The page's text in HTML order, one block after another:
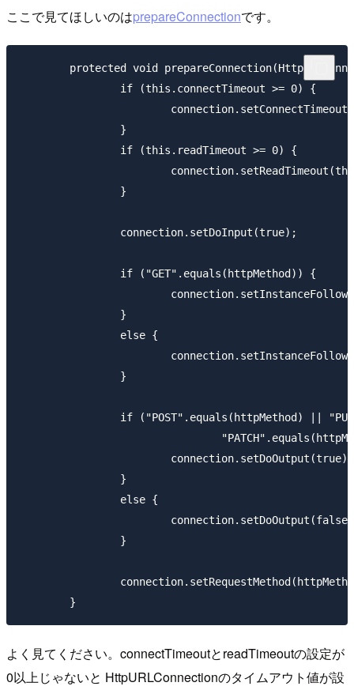
ここで見てほしいのはprepareConnectionです。
よく見てください。connectTimeoutとreadTimeoutの設定が
0以上じゃないと HttpURLConnectionのタイムアウト値が設